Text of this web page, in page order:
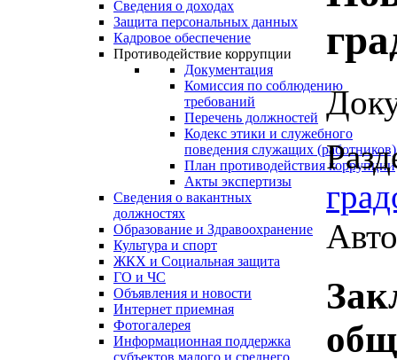
Сведения о доходах
Защита персональных данных
Кадровое обеспечение
Противодействие коррупции
Документация
Комиссия по соблюдению
требований
Перечень должностей
Кодекс этики и служебного
поведения служащих (работников)
План противодействия коррупции
Акты экспертизы
Сведения о вакантных
должностях
Образование и Здравоохранение
Культура и спорт
ЖКХ и Социальная защита
ГО и ЧС
Объявления и новости
Интернет приемная
Фотогалерея
Информационная поддержка